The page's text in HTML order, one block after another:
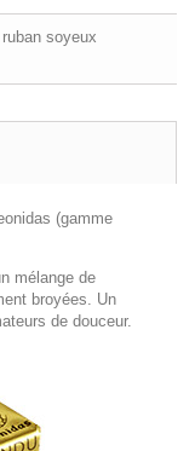
soyeux
(gamme
mélange de
broyées. Un
de douceur.